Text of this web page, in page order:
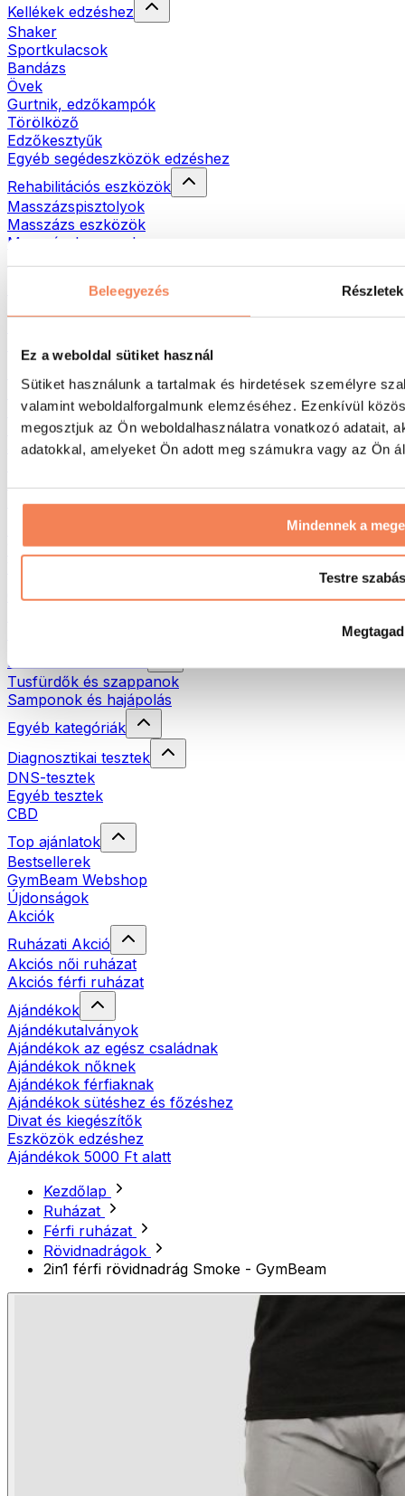
Beleegyezés Részletek
Ez a weboldal sütiket használ
Sütiket használunk a tartalmak és hirdetések személyre
valamint weboldalforgalmunk elemzéséhez. Ezenkívül
megosztjuk az Ön weboldalhasználatra vonatkozó adatait,
adatokkal, amelyeket Ön adott meg számukra vagy az Ön
Mindennek a
Testre szabás
Megtagad
Kellékek edzéshez
Shaker
Sportkulacsok
Bandázs
Övek
Gurtnik, edzőkampók
Törölköző
Edzőkesztyűk
Egyéb segédeszközök edzéshez
Rehabilitációs eszközök
Masszázspisztolyok
Masszázs eszközök
Masszázshengerek
Táskák & hátizsákok
Hátizsákok
Futás
Küzdősportok
Kerékpározás
Jóga és pilates
Úszás
Túrázás
Vörösfény-terápia
Öko háztartás
Natúrkozmetikumok
Tusfürdők és szappanok
Samponok és hajápolás
Egyéb kategóriák
Diagnosztikai tesztek
DNS-tesztek
Egyéb tesztek
CBD
Top ajánlatok
Bestsellerek
GymBeam Webshop
Újdonságok
Akciók
Ruházati Akció
Akciós női ruházat
Akciós férfi ruházat
Ajándékok
Ajándékutalványok
Ajándékok az egész családnak
Ajándékok nőknek
Ajándékok férfiaknak
Ajándékok sütéshez és főzéshez
Divat és kiegészítők
Eszközök edzéshez
Ajándékok 5000 Ft alatt
Kezdőlap
Ruházat
Férfi ruházat
Rövidnadrágok
2in1 férfi rövidnadrág Smoke - GymBeam